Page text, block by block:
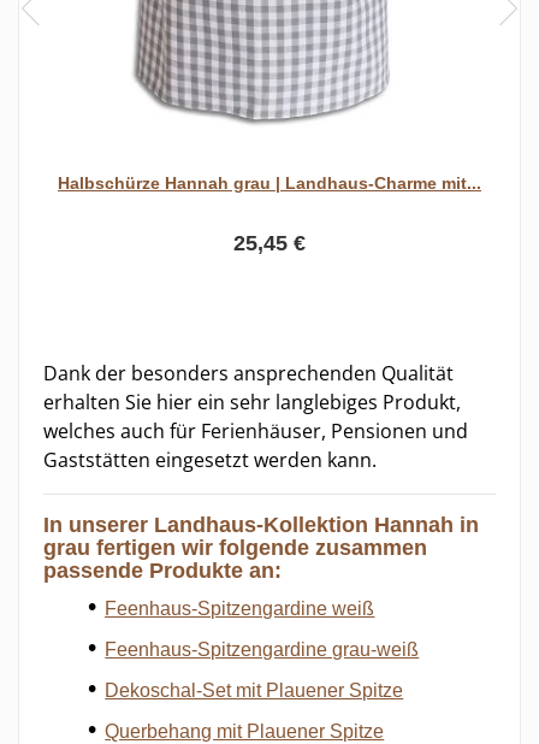
Halbschürze Hannah grau | Landhaus-Charme mit...
25,45 €
Dank der besonders ansprechenden Qualität
erhalten Sie hier ein sehr langlebiges Produkt,
welches auch für Ferienhäuser, Pensionen und
Gaststätten eingesetzt werden kann.
In unserer Landhaus-Kollektion Hannah in
grau fertigen wir folgende zusammen
passende Produkte an:
Feenhaus-Spitzengardine weiß
Feenhaus-Spitzengardine grau-weiß
Dekoschal-Set mit Plauener Spitze
Querbehang mit Plauener Spitze